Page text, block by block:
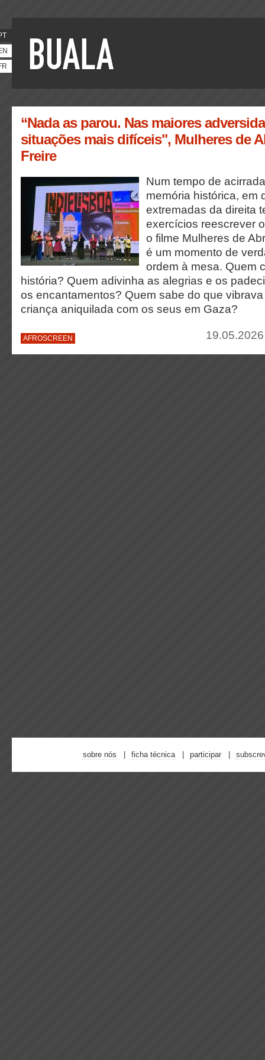
“Nada as parou. Nas maiores
situações mais difíceis", Mulheres de
Freire
Num tempo de
memória histórica, em
extremadas da direita
exercícios reescrever
o filme Mulheres de
é um momento de
ordem à mesa. Quem
história? Quem adivinha as alegrias e os
os encantamentos? Quem sabe do que
criança aniquilada com os seus em Gaza?
AFROSCREEN
sobre nós ficha técnica participar